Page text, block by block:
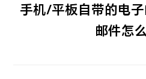
手机/平板自带的电
邮件怎